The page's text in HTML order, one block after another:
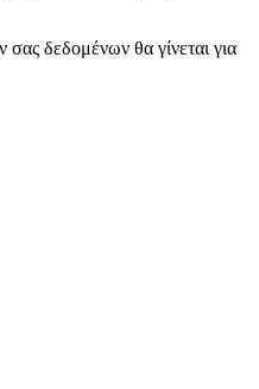
δεδομένων θα γίνεται για